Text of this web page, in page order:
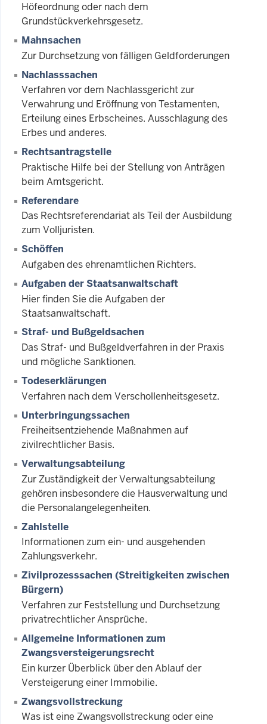
Höfeordnung oder nach dem
Grundstückverkehrsgesetz.
Mahnsachen
Zur Durchsetzung von fälligen Geldforderungen
Nachlasssachen
Verfahren vor dem Nachlassgericht zur
Verwahrung und Eröffnung von Testamenten,
Erteilung eines Erbscheines. Ausschlagung des
Erbes und anderes.
Rechtsantragstelle
Praktische Hilfe bei der Stellung von Anträgen
beim Amtsgericht.
Referendare
Das Rechtsreferendariat als Teil der Ausbildung
zum Volljuristen.
Schöffen
Aufgaben des ehrenamtlichen Richters.
Aufgaben der Staatsanwaltschaft
Hier finden Sie die Aufgaben der
Staatsanwaltschaft.
Straf- und Bußgeldsachen
Das Straf- und Bußgeldverfahren in der Praxis
und mögliche Sanktionen.
Todeserklärungen
Verfahren nach dem Verschollenheitsgesetz.
Unterbringungssachen
Freiheitsentziehende Maßnahmen auf
zivilrechtlicher Basis.
Verwaltungsabteilung
Zur Zuständigkeit der Verwaltungsabteilung
gehören insbesondere die Hausverwaltung und
die Personalangelegenheiten.
Zahlstelle
Informationen zum ein- und ausgehenden
Zahlungsverkehr.
Zivilprozesssachen (Streitigkeiten zwischen
Bürgern)
Verfahren zur Feststellung und Durchsetzung
privatrechtlicher Ansprüche.
Allgemeine Informationen zum
Zwangsversteigerungsrecht
Ein kurzer Überblick über den Ablauf der
Versteigerung einer Immobilie.
Zwangsvollstreckung
Was ist eine Zwangsvollstreckung oder eine